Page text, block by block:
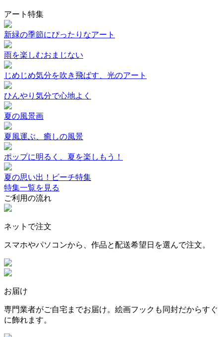
アート特集
新緑の季節にぴったりなアート
雨を楽しむおまじない
じめじめ気分を吹き飛ばす、光のアート
ひんやり気分で心地よく
夏の風景画
夏風運ぶ、癒しの風景
ポップに明るく、夏を楽しもう！
夏の思い出！ビーチ特集
特集一覧を見る
ご利用の流れ
ネットで注文
スマホやパソコンから、作品と配送希望日を選んで注文。
お届け
専門業者がご自宅までお届け。絵画フックも同封だからすぐ
に飾れます。